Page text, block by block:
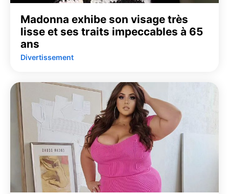
Madonna exhibe son visage très
lisse et ses traits impeccables à 65
ans
Divertissement